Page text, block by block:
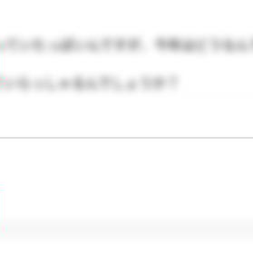
いたっぽいんですが、今年はどうなんで
らっしゃるんでしょうか？